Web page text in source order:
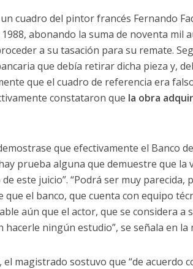
cuadro del pintor francés Fernando
abonando la suma de noventa mil
a su tasación para su remate.
que debía retirar dicha pieza y,
que el cuadro de referencia era
constataron que la obra
que efectivamente el Banco
prueba alguna que demuestre que la
este juicio”. “Podrá ser muy parecida,
el banco, que cuenta con equipo
aún que el actor, que se considera a
ningún estudio”, se señala en la
magistrado sostuvo que “de acuerdo